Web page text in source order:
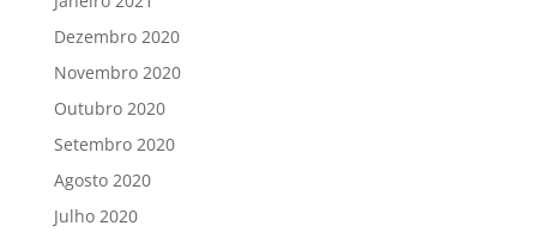
Dezembro 2020
Novembro 2020
Outubro 2020
Setembro 2020
Agosto 2020
Julho 2020